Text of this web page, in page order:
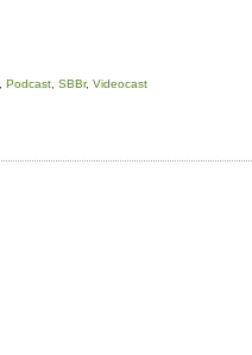
Podcast SBBr, Videocast